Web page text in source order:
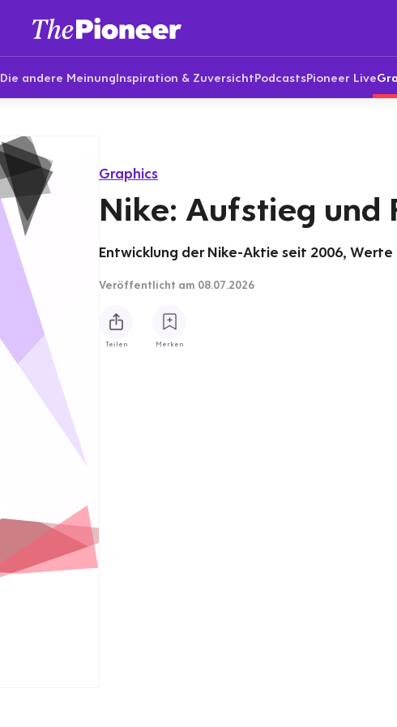
Die andere MeinungInspiration & ZuversichtPodcastsPioneer Live
Graphics
Nike: Aufstieg und
Entwicklung der Nike-Aktie seit 2006, Werte
Veröffentlicht am 08.07.2026
Teilen Merken